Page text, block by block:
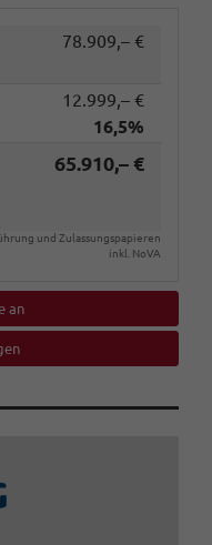
78.909,– €
12.999,– €
16,5%
65.910,– €
und Zulassungspapieren
inkl. NoVA
an